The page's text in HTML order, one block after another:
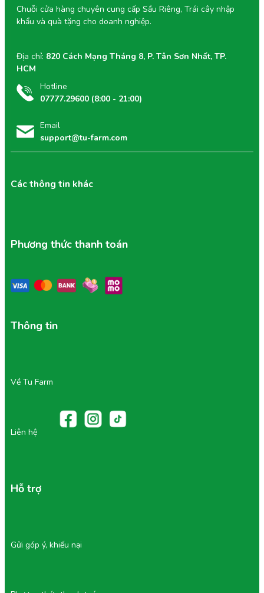
Hotline
07777.29600 (8:00 - 21:00)
Email
support@tu-farm.com
Các thông tin khác
Chuỗi cửa hàng chuyên cung cấp Sầu Riêng, Trái cây nhập
khẩu và quà tặng cho doanh nghiệp.
Địa chỉ: 820 Cách Mạng Tháng 8, P. Tân Sơn Nhất, TP.
HCM
Phương thức thanh toán
Thông tin
Về Tu Farm
Liên hệ
Hỗ trợ
Gửi góp ý, khiếu nại